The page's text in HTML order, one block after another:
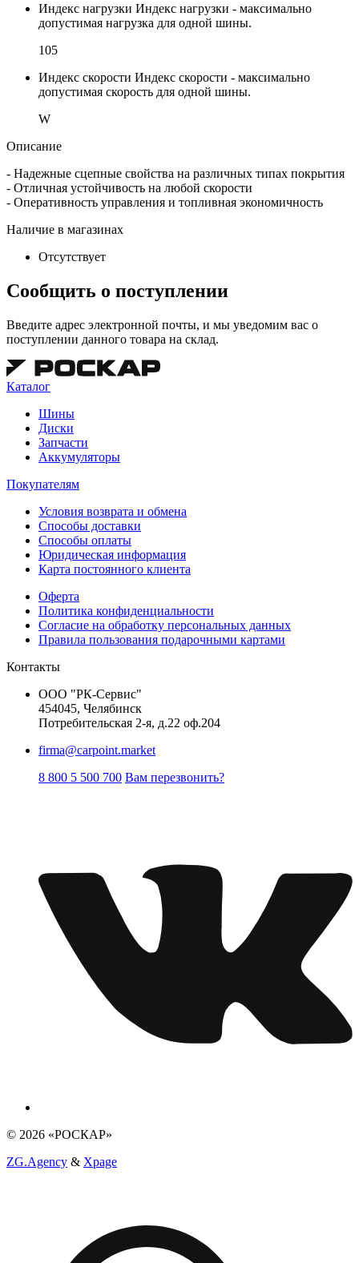
Индекс нагрузки Индекс нагрузки - максимально
допустимая нагрузка для одной шины.
105
Индекс скорости Индекс скорости - максимально
допустимая скорость для одной шины.
W
Описание
- Надежные сцепные свойства на различных типах покрытия
- Отличная устойчивость на любой скорости
- Оперативность управления и топливная экономичность
Наличие в магазинах
Отсутствует
Сообщить о поступлении
Введите адрес электронной почты, и мы уведомим вас о
поступлении данного товара на склад.
Каталог
Шины
Диски
Запчасти
Аккумуляторы
Покупателям
Условия возврата и обмена
Способы доставки
Способы оплаты
Юридическая информация
Карта постоянного клиента
Оферта
Политика конфиденциальности
Согласие на обработку персональных данных
Правила пользования подарочными картами
Контакты
ООО "РК-Сервис"
454045, Челябинск
Потребительская 2-я, д.22 оф.204
firma@carpoint.market
8 800 5 500 700 Вам перезвонить?
© 2026 «РОСКАР»
ZG.Agency & Xpage